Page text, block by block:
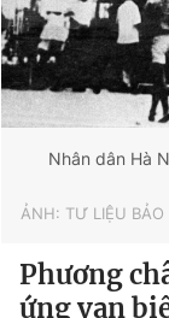
Nhân dân Hà
ẢNH: TƯ LIỆU BẢO
Phương
ứng vạn